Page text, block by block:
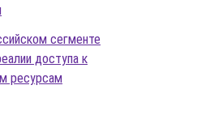
сегменте
доступа к
ресурсам